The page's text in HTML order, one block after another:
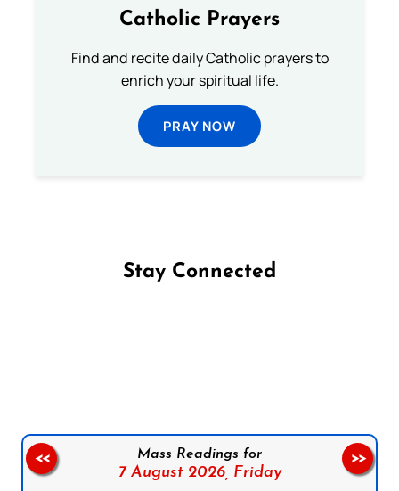
Catholic Prayers
Find and recite daily Catholic prayers to
enrich your spiritual life.
PRAY NOW
Stay Connected
Mass Readings for
7 August 2026, Friday
<< >>